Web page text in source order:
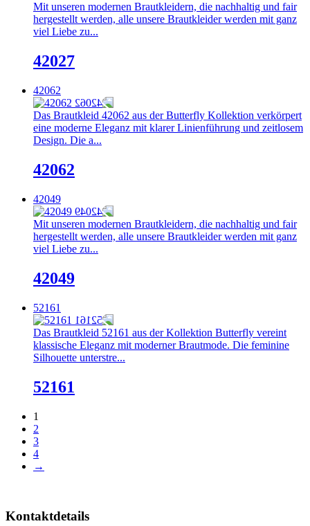
Mit unseren modernen Brautkleidern, die nachhaltig und fair
hergestellt werden, alle unsere Brautkleider werden mit ganz
viel Liebe zu...
42027
42062
Das Brautkleid 42062 aus der Butterfly Kollektion verkörpert
eine moderne Eleganz mit klarer Linienführung und zeitlosem
Design. Die a...
42062
42049
Mit unseren modernen Brautkleidern, die nachhaltig und fair
hergestellt werden, alle unsere Brautkleider werden mit ganz
viel Liebe zu...
42049
52161
Das Brautkleid 52161 aus der Kollektion Butterfly vereint
klassische Eleganz mit moderner Brautmode. Die feminine
Silhouette unterstre...
52161
1
2
3
4
→
Kontaktdetails